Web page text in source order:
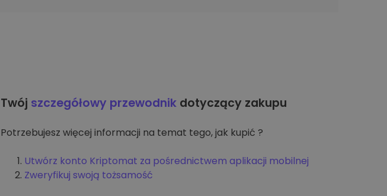
Twój szczegółowy przewodnik dotyczący zakupu
Potrzebujesz więcej informacji na temat tego, jak kupić ?
Utwórz konto Kriptomat za pośrednictwem aplikacji mobilnej
Zweryfikuj swoją tożsamość